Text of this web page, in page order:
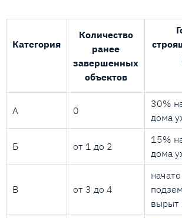
Категория
Количество
ранее
завершенных
объектов
А 0
30%
дома
Б от 1 до 2
15%
дома
В от 3 до 4
вырыт